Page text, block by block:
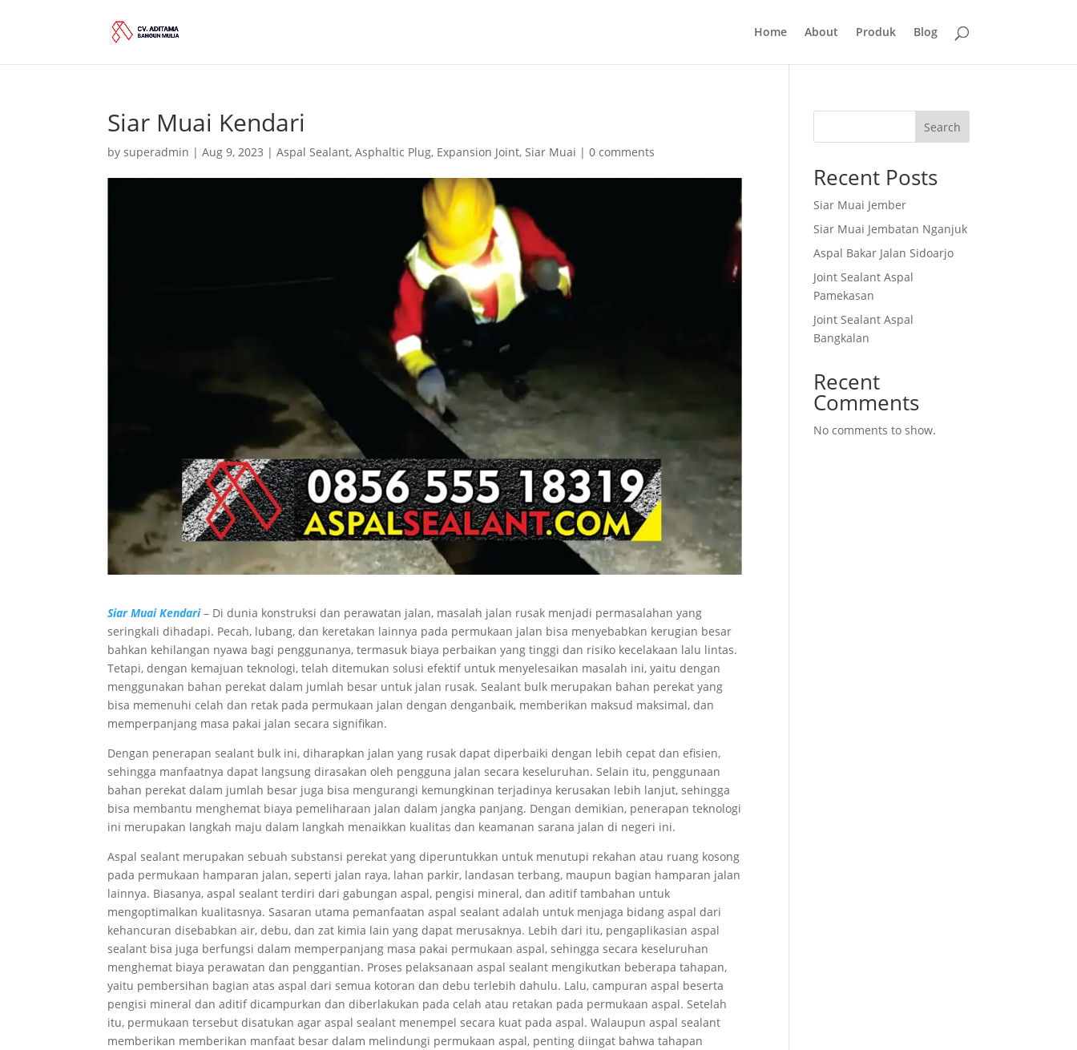
Home About Produk Blog
Siar Muai Kendari
bysuperadmin |Aug 9, 2023 |Aspal Sealant,Asphaltic Plug, Expansion Joint,Siar Muai |0 comments
Siar Muai Kendari– Di dunia konstruksi dan perawatan jalan, masalah jalan rusak menjadi permasalahan yang
seringkali dihadapi. Pecah, lubang, dan keretakan lainnya pada permukaan jalan bisa menyebabkan kerugian besar
bahkan kehilangan nyawa bagi penggunanya, termasuk biaya perbaikan yang tinggi dan risiko kecelakaan lalu lintas.
Tetapi, dengan kemajuan teknologi, telah ditemukan solusi efektif untuk menyelesaikan masalah ini, yaitu dengan
menggunakan bahan perekat dalam jumlah besar untuk jalan rusak. Sealant bulk merupakan bahan perekat yang
bisa memenuhi celah dan retak pada permukaan jalan dengan denganbaik, memberikan maksud maksimal, dan
memperpanjang masa pakai jalan secara signifikan.
Dengan penerapan sealant bulk ini, diharapkan jalan yang rusak dapat diperbaiki dengan lebih cepat dan efisien,
sehingga manfaatnya dapat langsung dirasakan oleh pengguna jalan secara keseluruhan. Selain itu, penggunaan
bahan perekat dalam jumlah besar juga bisa mengurangi kemungkinan terjadinya kerusakan lebih lanjut, sehingga
bisa membantu menghemat biaya pemeliharaan jalan dalam jangka panjang. Dengan demikian, penerapan teknologi
ini merupakan langkah maju dalam langkah menaikkan kualitas dan keamanan sarana jalan di negeri ini.
Aspal sealant merupakan sebuah substansi perekat yang diperuntukkan untuk menutupi rekahan atau ruang kosong
pada permukaan hamparan jalan, seperti jalan raya, lahan parkir, landasan terbang, maupun bagian hamparan jalan
lainnya. Biasanya, aspal sealant terdiri dari gabungan aspal, pengisi mineral, dan aditif tambahan untuk
mengoptimalkan kualitasnya. Sasaran utama pemanfaatan aspal sealant adalah untuk menjaga bidang aspal dari
kehancuran disebabkan air, debu, dan zat kimia lain yang dapat merusaknya. Lebih dari itu, pengaplikasian aspal
sealant bisa juga berfungsi dalam memperpanjang masa pakai permukaan aspal, sehingga secara keseluruhan
menghemat biaya perawatan dan penggantian. Proses pelaksanaan aspal sealant mengikutkan beberapa tahapan,
yaitu pembersihan bagian atas aspal dari semua kotoran dan debu terlebih dahulu. Lalu, campuran aspal beserta
pengisi mineral dan aditif dicampurkan dan diberlakukan pada celah atau retakan pada permukaan aspal. Setelah
itu, permukaan tersebut disatukan agar aspal sealant menempel secara kuat pada aspal. Walaupun aspal sealant
memberikan memberikan manfaat besar dalam melindungi permukaan aspal, penting diingat bahwa tahapan
Search
Recent Posts
Siar Muai Jember
Siar Muai Jembatan Nganjuk
Aspal Bakar Jalan Sidoarjo
Joint Sealant Aspal
Pamekasan
Joint Sealant Aspal
Bangkalan
Recent
Comments
No comments to show.